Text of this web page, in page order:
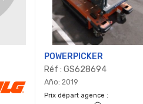
POWERPICKER
Réf : GS628694
Año: 2019
Prix départ agence